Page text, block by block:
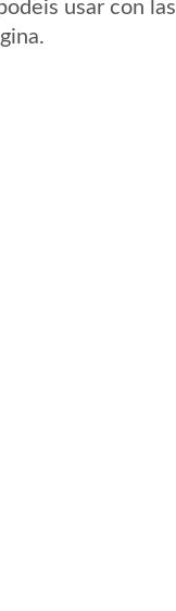
usar con las